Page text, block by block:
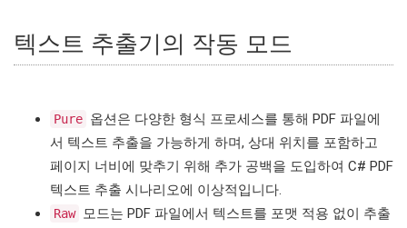
텍스트 추출기의 작동 모드
Pure 옵션은 다양한 형식 프로세스를 통해 PDF 파일에
서 텍스트 추출을 가능하게 하며, 상대 위치를 포함하고
페이지 너비에 맞추기 위해 추가 공백을 도입하여 C# PDF
텍스트 추출 시나리오에 이상적입니다.
Raw 모드는 PDF 파일에서 텍스트를 포맷 적용 없이 추출